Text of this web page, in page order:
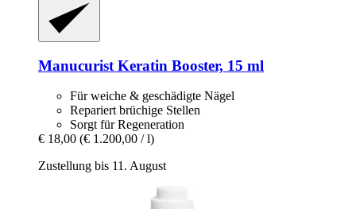
Manucurist Keratin Booster, 15 ml
Für weiche & geschädigte Nägel
Repariert brüchige Stellen
Sorgt für Regeneration
€ 18,00 (€ 1.200,00 / l)
Zustellung bis 11. August